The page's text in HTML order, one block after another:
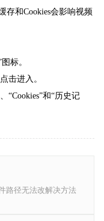
存和Cookies会影响视频
标。
击进入。
“Cookies”和“历史记
路径无法改解决方法